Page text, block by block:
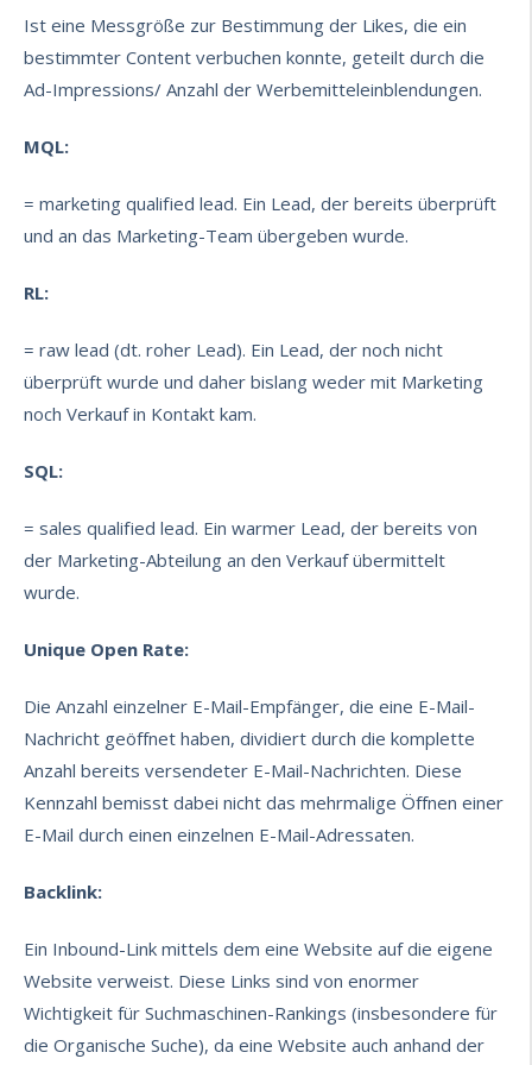
Ist eine Messgröße zur Bestimmung der Likes, die ein
bestimmter Content verbuchen konnte, geteilt durch die
Ad-Impressions/ Anzahl der Werbemitteleinblendungen.
MQL:
= marketing qualified lead. Ein Lead, der bereits überprüft
und an das Marketing-Team übergeben wurde.
RL:
= raw lead (dt. roher Lead). Ein Lead, der noch nicht
überprüft wurde und daher bislang weder mit Marketing
noch Verkauf in Kontakt kam.
SQL:
= sales qualified lead. Ein warmer Lead, der bereits von
der Marketing-Abteilung an den Verkauf übermittelt
wurde.
Unique Open Rate:
Die Anzahl einzelner E-Mail-Empfänger, die eine E-Mail-
Nachricht geöffnet haben, dividiert durch die komplette
Anzahl bereits versendeter E-Mail-Nachrichten. Diese
Kennzahl bemisst dabei nicht das mehrmalige Öffnen einer
E-Mail durch einen einzelnen E-Mail-Adressaten.
Backlink:
Ein Inbound-Link mittels dem eine Website auf die eigene
Website verweist. Diese Links sind von enormer
Wichtigkeit für Suchmaschinen-Rankings (insbesondere für
die Organische Suche), da eine Website auch anhand der